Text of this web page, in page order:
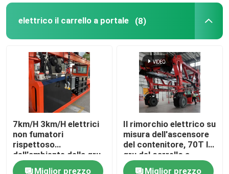
elettrico il carrello a portale (8)
7km/H 3km/H elettrici
non fumatori
rispettoso
dell'ambiente della gru
50T del carrello a
Miglior prezzo
Il rimorchio elettrico su
misura dell'ascensore
del contenitore, 70T la
gru del carrello a
portale
Miglior prezzo